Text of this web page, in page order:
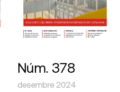
Núm. 378
desembre 2024